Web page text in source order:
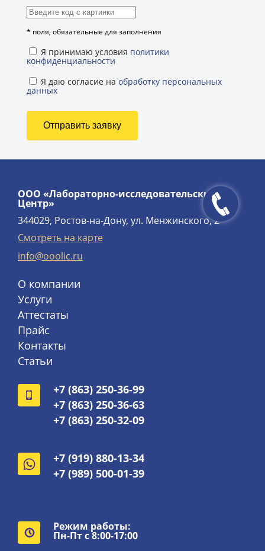
* поля, обязательные для заполнения
Я принимаю условия политики
конфиденциальности
Я даю согласие на обработку персональных
данных
ООО «Лабораторно-исследовательский
Центр»
344029, Ростов-на-Дону, ул. Менжинского, 2
Смотреть на карте
info@ooolic.ru
О компании
Услуги
Аттестаты
Прайс
Контакты
Статьи
+7 (863) 250-36-99
+7 (863) 250-36-63
+7 (863) 250-32-09
+7 (919) 880-13-34
+7 (989) 500-01-39
Режим работы:
Пн-Пт с 8:00-17:00